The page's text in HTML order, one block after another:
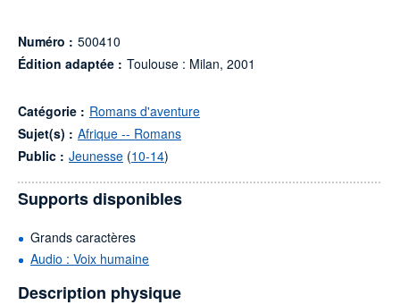
Numéro : 500410
Édition adaptée : Toulouse : Milan, 2001
Catégorie : Romans d'aventure
Sujet(s) : Afrique -- Romans
Public : Jeunesse (10-14)
Supports disponibles
Grands caractères
Audio : Voix humaine
Description physique